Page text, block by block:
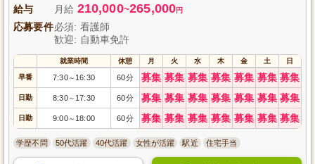
給与 月給 210,000~265,000円
応募要件必須: 看護師
歓迎: 自動車免許
就業時間 休憩 月 火 水 木 金 土 日
早番 7:30～ 16:30 60分 募集 募集 募集 募集 募集 募集 募集
日勤 8:30～ 17:30 60分 募集 募集 募集 募集 募集 募集 募集
日勤 9:00～ 18:00 60分 募集 募集 募集 募集 募集 募集 募集
学歴不問 50代活躍 40代活躍 女性が活躍 駅近 住宅手当